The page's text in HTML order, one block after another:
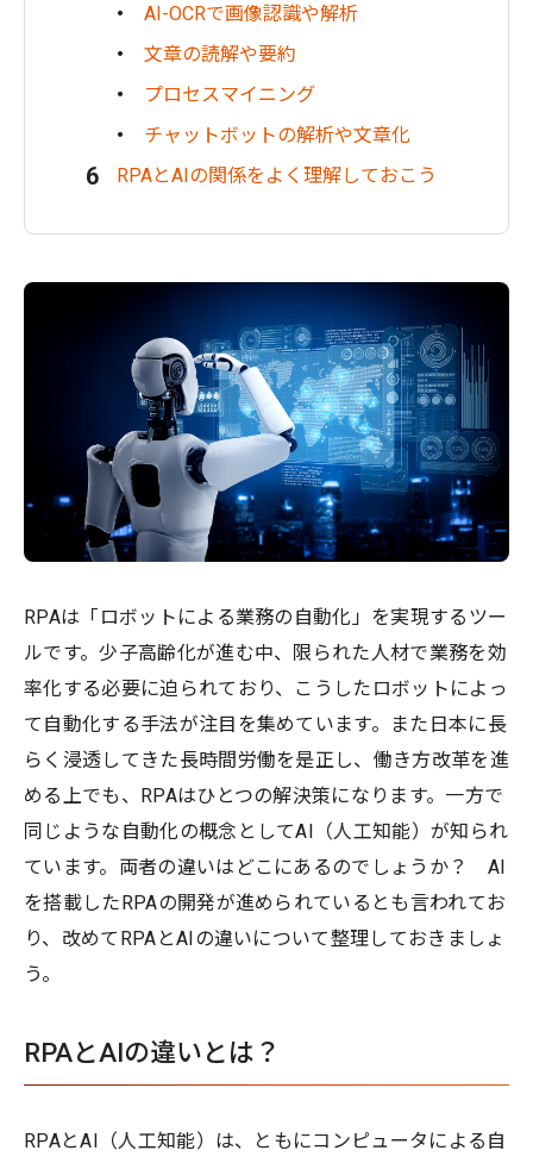
AI-OCRで画像認識や解析
文章の読解や要約
プロセスマイニング
チャットボットの解析や文章化
RPAとAIの関係をよく理解しておこう
RPAは「ロボットによる業務の自動化」を実現するツー
ルです。少子高齢化が進む中、限られた人材で業務を効
率化する必要に迫られており、こうしたロボットによっ
て自動化する手法が注目を集めています。また日本に長
らく浸透してきた長時間労働を是正し、働き方改革を進
める上でも、RPAはひとつの解決策になります。一方で
同じような自動化の概念としてAI（人工知能）が知られ
ています。両者の違いはどこにあるのでしょうか？ AI
を搭載したRPAの開発が進められているとも言われてお
り、改めてRPAとAIの違いについて整理しておきましょ
う。
RPAとAIの違いとは？
RPAとAI（人工知能）は、ともにコンピュータによる自